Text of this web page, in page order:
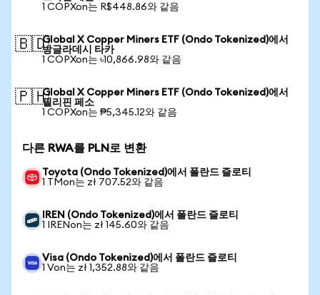
1 COPXon는 R$448.86와 같음
🇧🇩Global X Copper Miners ETF (Ondo Tokenized)에서
방글라데시 타카
1 COPXon는 ৳10,866.98와 같음
🇵🇭Global X Copper Miners ETF (Ondo Tokenized)에서
필리핀 페소
1 COPXon는 ₱5,345.12와 같음
다른 RWA를 PLN로 변환
Toyota (Ondo Tokenized)에서 폴란드 즐로티
1 TMon는 zł 707.52와 같음
IREN (Ondo Tokenized)에서 폴란드 즐로티
1 IRENon는 zł 145.60와 같음
Visa (Ondo Tokenized)에서 폴란드 즐로티
1 Von는 zł 1,352.88와 같음